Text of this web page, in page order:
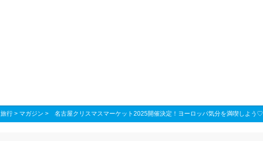
旅行 > マガジン > 名古屋クリスマスマーケット2025開催決定！ヨーロッパ気分を満喫しよう♡